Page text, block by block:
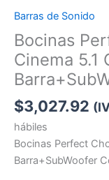
Barras de Sonido
Bocinas
Cinema 5.1
$3,027.92
hábiles
Bocinas Perfect
Barra+SubWoofer
Canales
160W
Barra+SubWoofer
Color
Negro
cantidad